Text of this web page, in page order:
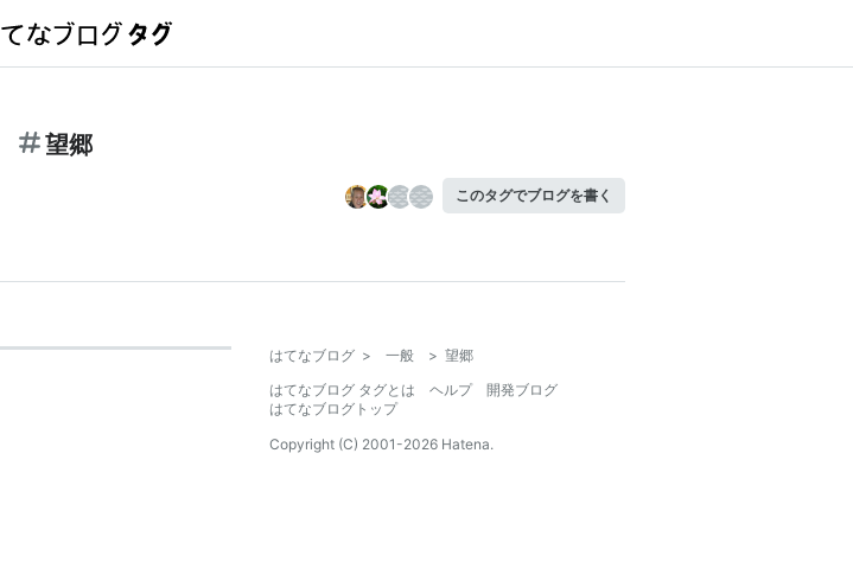
望郷
このタグでブログを書く
はてなブログ > 一般 > 望郷
はてなブログ タグとは
ヘルプ
開発ブログ
はてなブログトップ
Copyright (C) 2001-2026 Hatena.